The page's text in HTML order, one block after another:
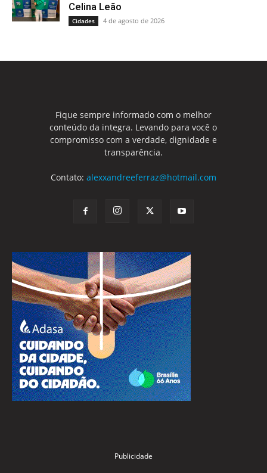
Celina Leão
Cidades 4 de agosto de 2026
Fique sempre informado com o melhor
conteúdo da integra. Levando para você o
compromisso com a verdade, dignidade e
transparência.
Contato: alexxandreeferraz@hotmail.com
Publicidade